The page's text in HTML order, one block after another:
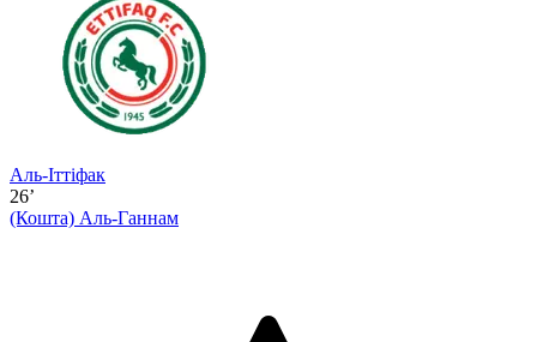
Аль-Іттіфак
26’
(Кошта) Аль-Ганнам